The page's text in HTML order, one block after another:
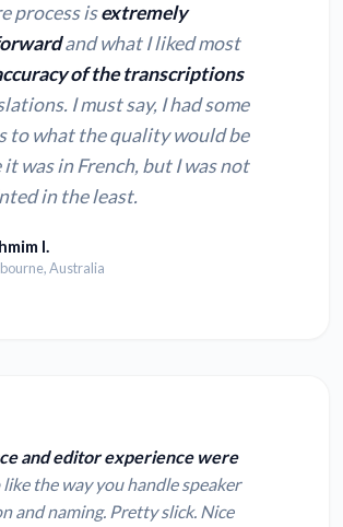
process isextremely
and what I liked most
of the transcriptions
I must say, I had some
to what the quality would be
it was in French, but I was not
in the least.
I.
Australia
and editor experience were
like the way you handle speaker
and naming. Pretty slick. Nice